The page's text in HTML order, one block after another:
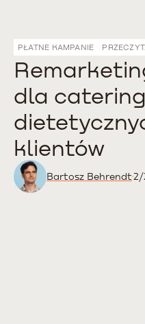
PŁATNE KAMPANIE
dla
klientów
Bartosz Behrendt2/